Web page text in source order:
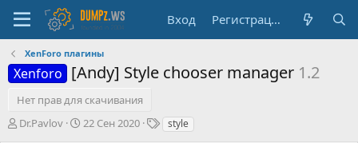
Вход Регистрация
XenForo плагины
Xenforo [Andy] Style chooser manager 1.2
Нет прав для скачивания
А
Dr.Pavlov
Д
22 Сен 2020
Т style